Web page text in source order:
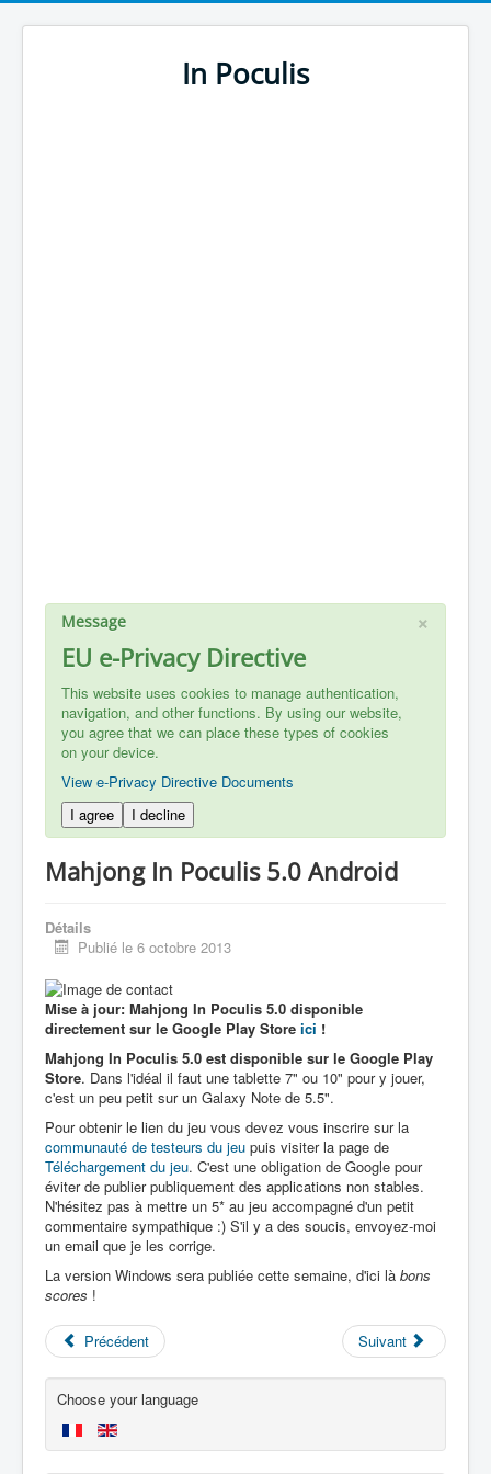
In Poculis
×
Message
EU e-Privacy Directive
This website uses cookies to manage authentication,
navigation, and other functions. By using our website,
you agree that we can place these types of cookies
on your device.
View e-Privacy Directive Documents
I agree
I decline
Mahjong In Poculis 5.0 Android
Détails
Publié le 6 octobre 2013
Mise à jour: Mahjong In Poculis 5.0 disponible
directement sur le Google Play Store ici !
Mahjong In Poculis 5.0 est disponible sur le Google Play
Store. Dans l'idéal il faut une tablette 7" ou 10" pour y jouer,
c'est un peu petit sur un Galaxy Note de 5.5".
Pour obtenir le lien du jeu vous devez vous inscrire sur la
communauté de testeurs du jeu puis visiter la page de
Téléchargement du jeu. C'est une obligation de Google pour
éviter de publier publiquement des applications non stables.
N'hésitez pas à mettre un 5* au jeu accompagné d'un petit
commentaire sympathique :) S'il y a des soucis, envoyez-moi
un email que je les corrige.
La version Windows sera publiée cette semaine, d'ici là bons
scores !
Précédent Suivant
Choose your language